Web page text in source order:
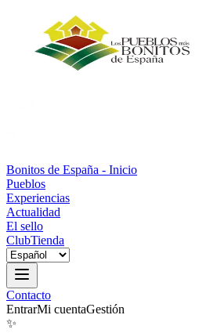
Bonitos de España - Inicio
Pueblos
Experiencias
Actualidad
El sello
ClubTienda
Contacto
EntrarMi cuentaGestión
✨